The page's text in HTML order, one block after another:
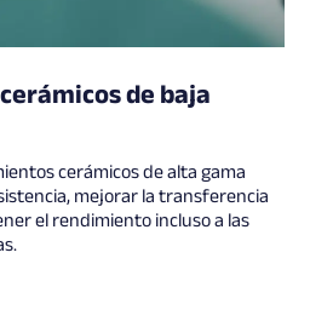
de baja
cerámicos de alta gama
mejorar la transferencia
el rendimiento incluso a las